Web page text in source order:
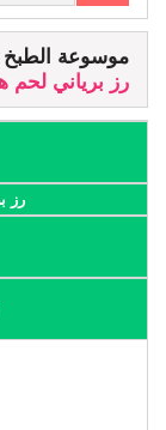
موسوعة الطبخ
رز برياني لحم
رز